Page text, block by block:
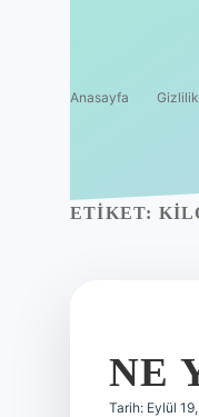
Anasayfa
ETIKET:
NE
Tarih: Eylül